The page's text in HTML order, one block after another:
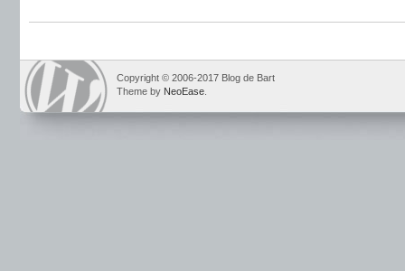
Copyright © 2006-2017 Blog de Bart
Theme by NeoEase